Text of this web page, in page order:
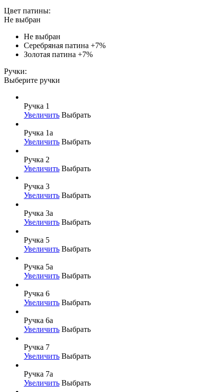
Цвет патины:
Не выбран
Не выбран
Серебряная патина +7%
Золотая патина +7%
Ручки:
Выберите ручки
Ручка 1
Увеличить Выбрать
Ручка 1а
Увеличить Выбрать
Ручка 2
Увеличить Выбрать
Ручка 3
Увеличить Выбрать
Ручка 3а
Увеличить Выбрать
Ручка 5
Увеличить Выбрать
Ручка 5а
Увеличить Выбрать
Ручка 6
Увеличить Выбрать
Ручка 6а
Увеличить Выбрать
Ручка 7
Увеличить Выбрать
Ручка 7а
Увеличить Выбрать